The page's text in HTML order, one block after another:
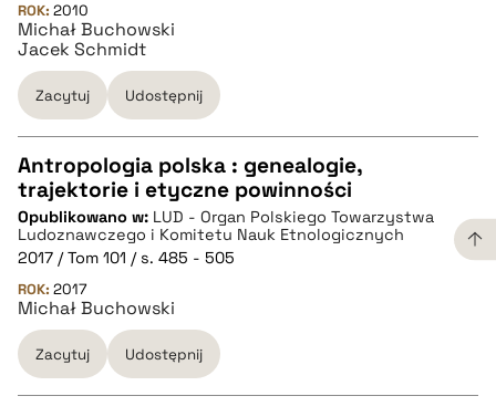
BIBTEX
pobierz cytat
ROK: 2010
Michał Buchowski
Jacek Schmidt
Zacytuj Udostępnij
CZYSTY TEKST
pobierz cytat
BIBTEX
pobierz cytat
Antropologia polska : genealogie,
trajektorie i etyczne powinności
Opublikowano w: LUD - Organ Polskiego Towarzystwa
Ludoznawczego i Komitetu Nauk Etnologicznych
2017 / Tom 101 / s. 485 - 505
ROK: 2017
Michał Buchowski
Zacytuj Udostępnij